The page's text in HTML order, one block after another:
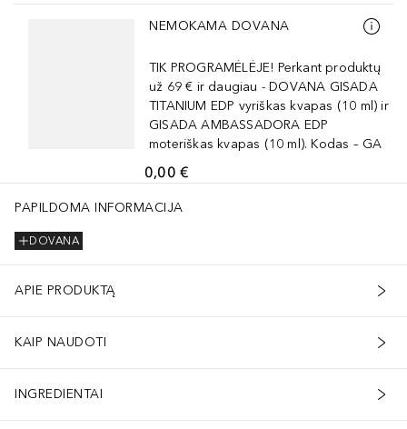
Praleisti slankiklį
NEMOKAMA DOVANA
TIK PROGRAMĖLĖJE! Perkant produktų
už 69 € ir daugiau - DOVANA GISADA
TITANIUM EDP vyriškas kvapas (10 ml) ir
GISADA AMBASSADORA EDP
moteriškas kvapas (10 ml). Kodas – GA
0,00 €
PAPILDOMA INFORMACIJA
DOVANA
APIE PRODUKTĄ
KAIP NAUDOTI
INGREDIENTAI